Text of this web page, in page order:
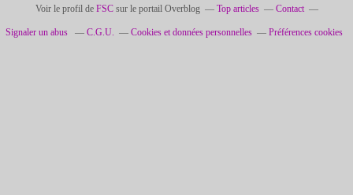
Voir le profil de FSCsur le portail Overblog Top articles Contact
Signaler un abus C.G.U. Cookies et données personnelles Préférences cookies